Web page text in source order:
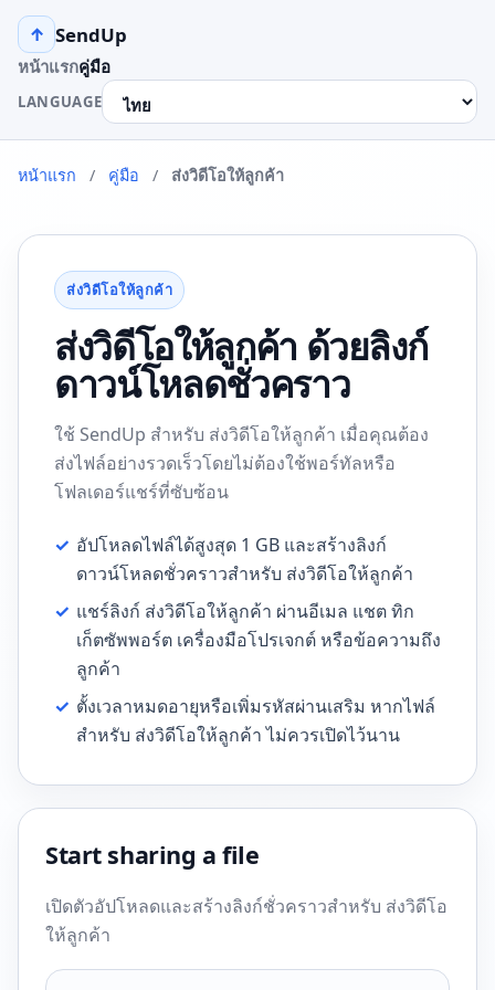
↑ SendUp
หน้าแรกคู่มือ
LANGUAGE
หน้าแรก / คู่มือ / ส่งวิดีโอให้ลูกค้า
ส่งวิดีโอให้ลูกค้า
ส่งวิดีโอให้ลูกค้า ด้วยลิงก์
ดาวน์โหลดชั่วคราว
ใช้ SendUp สำหรับ ส่งวิดีโอให้ลูกค้า เมื่อคุณต้อง
ส่งไฟล์อย่างรวดเร็วโดยไม่ต้องใช้พอร์ทัลหรือ
โฟลเดอร์แชร์ที่ซับซ้อน
✓ อัปโหลดไฟล์ได้สูงสุด 1 GB และสร้างลิงก์
ดาวน์โหลดชั่วคราวสำหรับ ส่งวิดีโอให้ลูกค้า
✓ แชร์ลิงก์ ส่งวิดีโอให้ลูกค้า ผ่านอีเมล แชต ทิก
เก็ตซัพพอร์ต เครื่องมือโปรเจกต์ หรือข้อความถึง
ลูกค้า
✓ ตั้งเวลาหมดอายุหรือเพิ่มรหัสผ่านเสริม หากไฟล์
สำหรับ ส่งวิดีโอให้ลูกค้า ไม่ควรเปิดไว้นาน
Start sharing a file
เปิดตัวอัปโหลดและสร้างลิงก์ชั่วคราวสำหรับ ส่งวิดีโอ
ให้ลูกค้า